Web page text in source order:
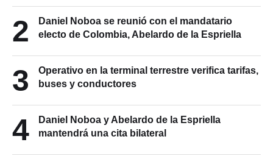
2
Daniel Noboa se reunió con el mandatario
electo de Colombia, Abelardo de la Espriella
3
Operativo en la terminal terrestre verifica tarifas,
buses y conductores
4
Daniel Noboa y Abelardo de la Espriella
mantendrá una cita bilateral